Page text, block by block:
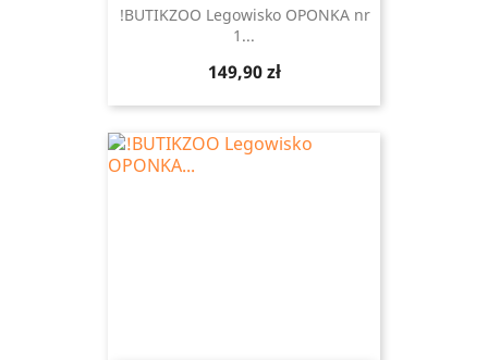
!BUTIKZOO Legowisko OPONKA nr
1...
Cena
149,90 zł